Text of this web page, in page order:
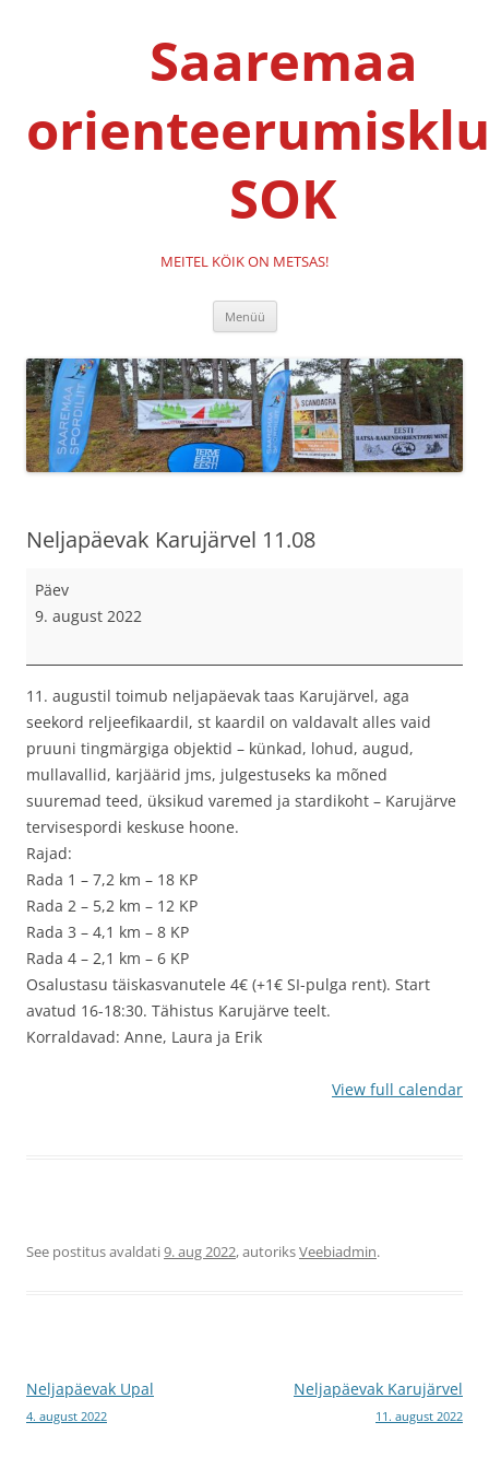
Saaremaa
SOK
MEITEL KÖIK ON METSAS!
Menüü
Neljapäevak Karujärvel 11.08
Neljapäevak
Karujärvel
Päev
9. august 2022
11. augustil toimub neljapäevak taas Karujärvel, aga
seekord reljeefikaardil, st kaardil on valdavalt alles vaid
pruuni tingmärgiga objektid – künkad, lohud, augud,
mullavallid, karjäärid jms, julgestuseks ka mõned
suuremad teed, üksikud varemed ja stardikoht – Karujärve
tervisespordi keskuse hoone.
Rajad:
Rada 1 – 7,2 km – 18 KP
Rada 2 – 5,2 km – 12 KP
Rada 3 – 4,1 km – 8 KP
Rada 4 – 2,1 km – 6 KP
Osalustasu täiskasvanutele 4€ (+1€ SI-pulga rent). Start
avatud 16-18:30. Tähistus Karujärve teelt.
Korraldavad: Anne, Laura ja Erik
View full calendar
See postitus avaldati9. aug 2022, autoriksVeebiadmin.
Postituste
töölaud
Neljapäevak Upal
4. august 2022
Neljapäevak Karujärvel
11. august 2022